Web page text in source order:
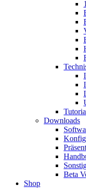
Downloads
Beta
Shop